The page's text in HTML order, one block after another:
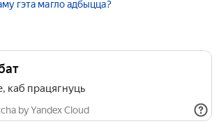
гэта магло адбыцца?
каб працягнуць
by Yandex Cloud